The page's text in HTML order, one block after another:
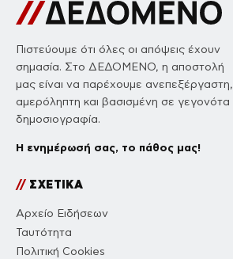
Πιστεύουμε ότι όλες οι απόψεις έχουν
σημασία. Στο ΔΕΔΟΜΕΝΟ, η αποστολή
μας είναι να παρέχουμε ανεπεξέργαστη,
αμερόληπτη και βασισμένη σε γεγονότα
δημοσιογραφία.
Η ενημέρωσή σας, το πάθος μας!
//ΣΧΕΤΙΚΑ
Αρχείο Ειδήσεων
Ταυτότητα
Πολιτική Cookies